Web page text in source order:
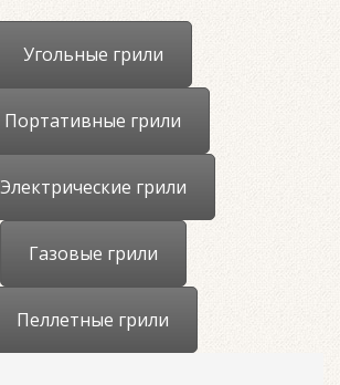
Угольные грили
Портативные грили
Электрические грили
Газовые грили
Пеллетные грили